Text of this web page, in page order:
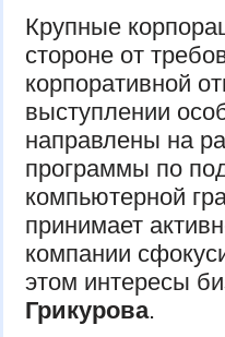
Крупные
стороне от
корпоративной
выступлении
направлены на
программы по
компьютерной
принимает
компании
этом интересы
Грикурова.